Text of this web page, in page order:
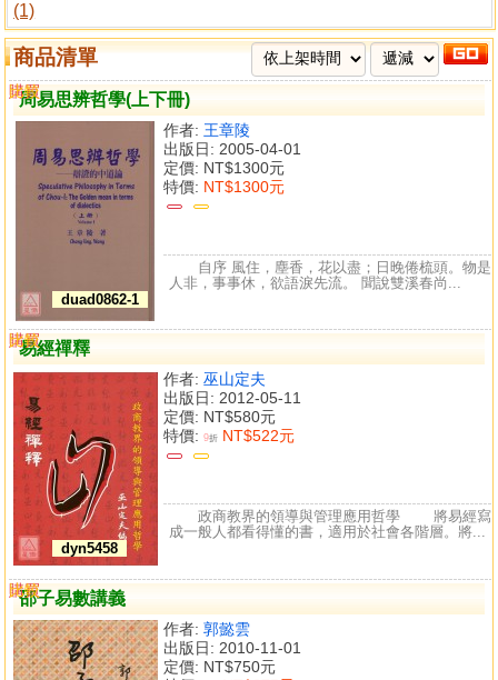
(1)
商品清單
周易思辨哲學(上下冊)
duad0862-1
作者: 王章陵
出版日: 2005-04-01
定價: NT$1300元
特價: NT$1300元
購買
比較
自序 風住，塵香，花以盡；日晚倦梳頭。物是
人非，事事休，欲語淚先流。 聞說雙溪春尚...
易經禪釋
dyn5458
作者: 巫山定夫
出版日: 2012-05-11
定價: NT$580元
特價: 9折 NT$522元
購買
比較
政商教界的領導與管理應用哲學 將易經寫
成一般人都看得懂的書，適用於社會各階層。將...
邵子易數講義
作者: 郭懿雲
出版日: 2010-11-01
定價: NT$750元
購買
比較